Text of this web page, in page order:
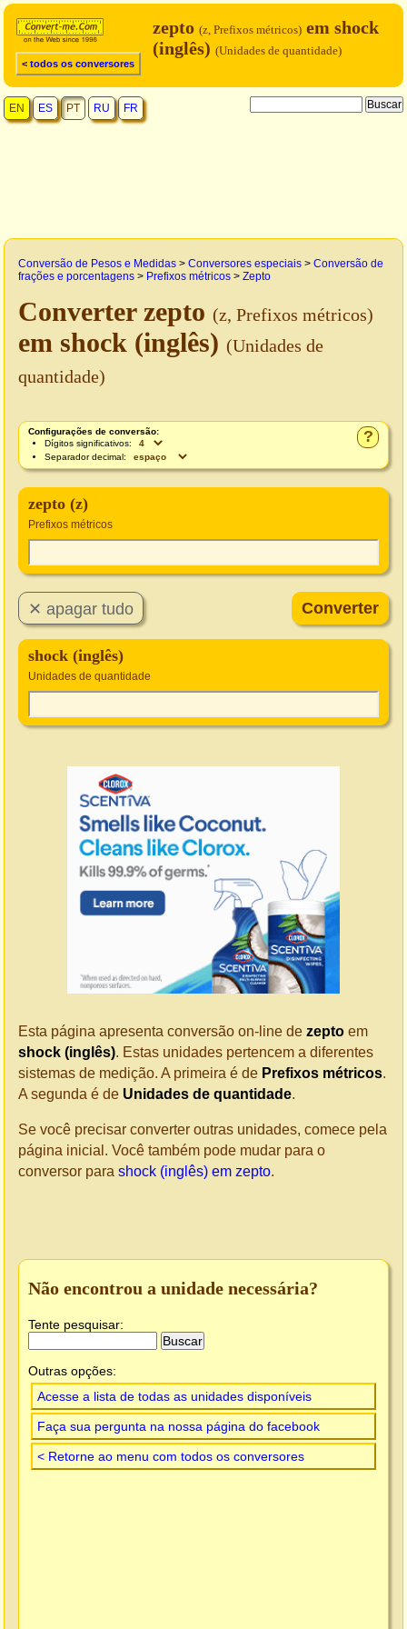
< todos os conversores
zepto (z, Prefixos métricos) em shock
(inglês) (Unidades de quantidade)
EN ES PT RU FR
Conversão de Pesos e Medidas > Conversores especiais > Conversão de
frações e porcentagens > Prefixos métricos > Zepto
Converter zepto (z, Prefixos métricos)
em shock (inglês) (Unidades de
quantidade)
?
Configurações de conversão:
Dígitos significativos:
Separador decimal:
zepto (z)
Prefixos métricos
shock (inglês)
Unidades de quantidade
Esta página apresenta conversão on-line de zepto em
shock (inglês). Estas unidades pertencem a diferentes
sistemas de medição. A primeira é de Prefixos métricos.
A segunda é de Unidades de quantidade.
Se você precisar converter outras unidades, comece pela
página inicial. Você também pode mudar para o
conversor para shock (inglês) em zepto.
Não encontrou a unidade necessária?
Tente pesquisar:
Outras opções:
Acesse a lista de todas as unidades disponíveis
Faça sua pergunta na nossa página do facebook
< Retorne ao menu com todos os conversores